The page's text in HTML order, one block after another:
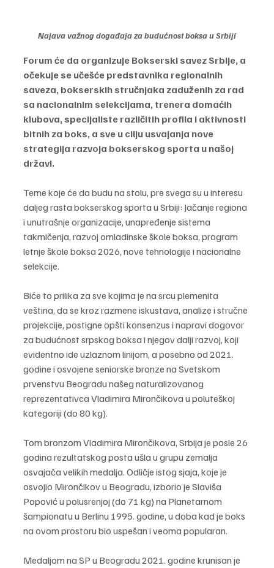
Najava važnog događaja za budućnost boksa u Srbiji
Forum će da organizuje Bokserski savez Srbije, a
očekuje se učešće predstavnika regionalnih
saveza, bokserskih stručnjaka zaduženih za rad
sa nacionalnim selekcijama, trenera domaćih
klubova, specijaliste različitih profila i aktivnosti
bitnih za boks, a sve u cilju usvajanja nove
strategija razvoja bokserskog sporta u našoj
državi.
Teme koje će da budu na stolu, pre svega su u interesu
daljeg rasta bokserskog sporta u Srbiji: Jačanje regiona
i unutrašnje organizacije, unapređenje sistema
takmičenja, razvoj omladinske škole boksa, program
letnje škole boksa 2026, nove tehnologije i nacionalne
selekcije.
Biće to prilika za sve kojima je na srcu plemenita
veština, da se kroz razmene iskustava, analize i stručne
projekcije, postigne opšti konsenzus i napravi dogovor
za budućnost srpskog boksa i njegov dalji razvoj, koji
evidentno ide uzlaznom linijom, a posebno od 2021.
godine i osvojene seniorske bronze na Svetskom
prvenstvu Beogradu našeg naturalizovanog
reprezentativca Vladimira Mirončikova u poluteškoj
kategoriji (do 80 kg).
Tom bronzom Vladimira Mirončikova, Srbija je posle 26
godina rezultatskog posta ušla u grupu zemalja
osvajača velikih medalja. Odličje istog sjaja, koje je
osvojio Mirončikov u Beogradu, izborio je Slaviša
Popović u polusrenjoj (do 71 kg) na Planetarnom
šampionatu u Berlinu 1995. godine, u doba kad je boks
na ovom prostoru bio uspešan i veoma popularan.
Medaljom na SP u Beogradu 2021. godine krunisan je